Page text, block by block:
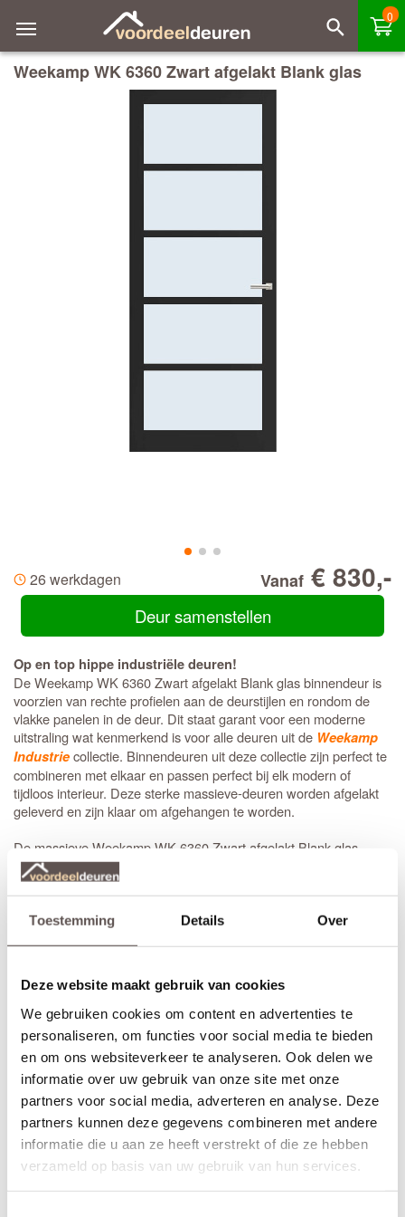
Toestemming Details Over
Deze website maakt gebruik van cookies
We gebruiken cookies om content en advertenties te
personaliseren, om functies voor social media te bieden
en om ons websiteverkeer te analyseren. Ook delen we
informatie over uw gebruik van onze site met onze
partners voor social media, adverteren en analyse. Deze
partners kunnen deze gegevens combineren met andere
informatie die u aan ze heeft verstrekt of die ze hebben
verzameld op basis van uw gebruik van hun services.
0
Weekamp WK 6360 Zwart afgelakt Blank glas
26 werkdagen Vanaf € 830,-
Deur samenstellen
Op en top hippe industriële deuren!
De Weekamp WK 6360 Zwart afgelakt Blank glas binnendeur is
voorzien van rechte profielen aan de deurstijlen en rondom de
vlakke panelen in de deur. Dit staat garant voor een moderne
uitstraling wat kenmerkend is voor alle deuren uit de Weekamp
Industriecollectie. Binnendeuren uit deze collectie zijn perfect te
combineren met elkaar en passen perfect bij elk modern of
tijdloos interieur. Deze sterke massieve-deuren worden afgelakt
geleverd en zijn klaar om afgehangen te worden.
De massieve Weekamp WK 6360 Zwart afgelakt Blank glas
deuren hebben een stijlbreedte van 95 mm en een dikte van 38
mm. De deuren zijn voorzien van gehard blank of satijn glas en
eenslotgat op standaard hoogte. Deze deur heeft geen speciaal
deurbeslag nodig.
meer keuze bij al het Weekamp deurbeslag.
Opdekdeuren zijn ook direct voorzien van boringen om de
paumelle scharniereneenvoudig en snel te kunnen monteren.
Stomp of opdek
Bij het bestellen van eenstompebinnendeur is de draairichting
niet van belang. Bestel je een opdekdeur is het wel belangrijk dat
je de juiste draairichting aangeeft.
De deur afhangen kan met elke standaard scharnier, maar
zwarte scharnieren zijn het mooist. De meest gebruiktezwarte